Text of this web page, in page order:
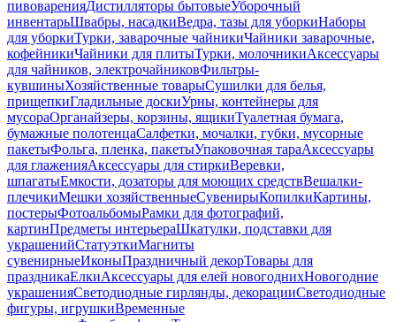
пивоваренияДистилляторы бытовыеУборочный
инвентарьШвабры, насадкиВедра, тазы для уборкиНаборы
для уборкиТурки, заварочные чайникиЧайники заварочные,
кофейникиЧайники для плитыТурки, молочникиАксессуары
для чайников, электрочайниковФильтры-
кувшиныХозяйственные товарыСушилки для белья,
прищепкиГладильные доскиУрны, контейнеры для
мусораОрганайзеры, корзины, ящикиТуалетная бумага,
бумажные полотенцаСалфетки, мочалки, губки, мусорные
пакетыФольга, пленка, пакетыУпаковочная тараАксессуары
для глаженияАксессуары для стиркиВеревки,
шпагатыЕмкости, дозаторы для моющих средствВешалки-
плечикиМешки хозяйственныеСувенирыКопилкиКартины,
постерыФотоальбомыРамки для фотографий,
картинПредметы интерьераШкатулки, подставки для
украшенийСтатуэткиМагниты
сувенирныеИконыПраздничный декорТовары для
праздникаЕлкиАксессуары для елей новогоднихНовогодние
украшенияСветодиодные гирлянды, декорацииСветодиодные
фигуры, игрушкиВременные